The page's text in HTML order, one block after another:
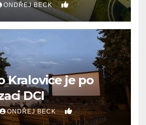
ONDŘEJ BECK 0
Kralovice je po
DCI
ONDŘEJ BECK 0